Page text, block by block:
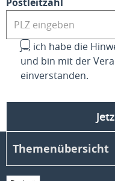
Ja, ich habe die
und bin mit der
einverstanden.
Themenübersicht